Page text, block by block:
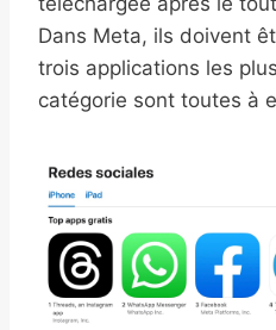
Dans Meta, ils doivent
trois applications les
catégorie sont toutes à